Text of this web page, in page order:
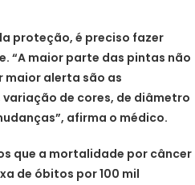
proteção, é preciso fazer
“A maior parte das pintas não
maior alerta são as
de cores, de diâmetro
afirma o médico.
que a mortalidade por câncer
de óbitos por 100 mil